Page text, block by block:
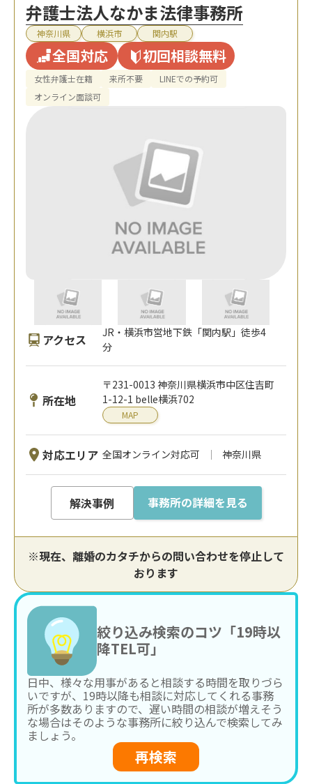
弁護士法人なかま法律事務所
神奈川県 横浜市 関内駅
全国対応 初回相談無料
女性弁護士在籍 来所不要
LINEでの予約可
オンライン面談可
アクセス
JR・横浜市営地下鉄「関内駅」徒歩4
分
所在地
〒231-0013 神奈川県横浜市中区住吉町
1-12-1 belle横浜702
MAP
対応エリア 全国オンライン対応可 神奈川県
解決事例 事務所の詳細を見る
※現在、離婚のカタチからの問い合わせを停止して
おります
絞り込み検索のコツ「19時以
降TEL可」
日中、様々な用事があると相談する時間を取りづら
いですが、19時以降も相談に対応してくれる事務
所が多数ありますので、遅い時間の相談が増えそう
な場合はそのような事務所に絞り込んで検索してみ
ましょう。
再検索